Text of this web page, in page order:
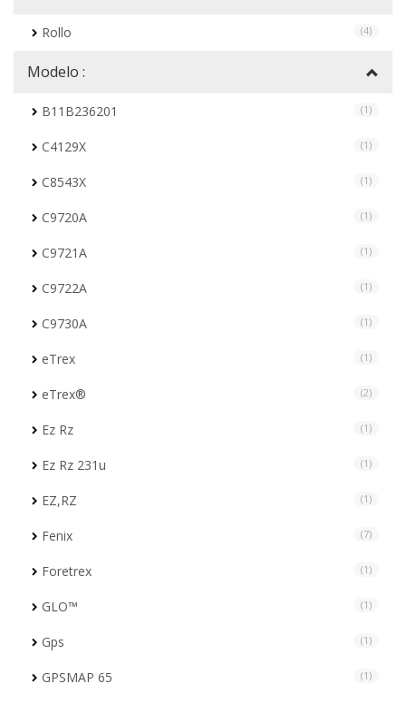
Rollo (4)
Modelo :
B11B236201 (1)
C4129X (1)
C8543X (1)
C9720A (1)
C9721A (1)
C9722A (1)
C9730A (1)
eTrex (1)
eTrex® (2)
Ez Rz (1)
Ez Rz 231u (1)
EZ,RZ (1)
Fenix (7)
Foretrex (1)
GLO™ (1)
Gps (1)
GPSMAP 65 (1)